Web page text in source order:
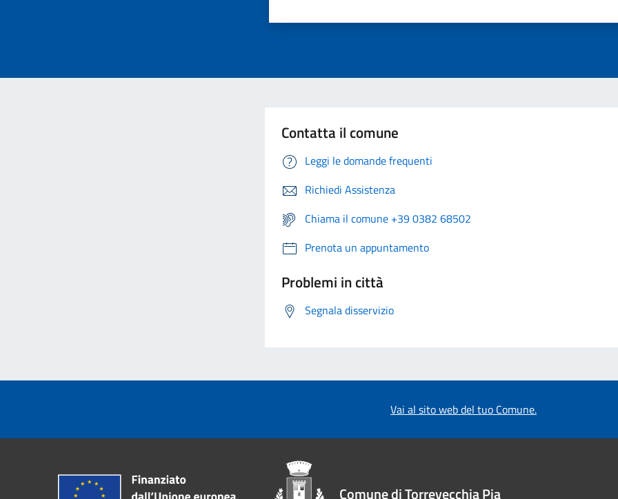
Contatta il comune
Leggi le domande frequenti
Richiedi Assistenza
Chiama il comune +39 0382 68502
Prenota un appuntamento
Problemi in città
Segnala disservizio
Vai al sito web del tuo Comune.
Comune di Torrevecchia Pia